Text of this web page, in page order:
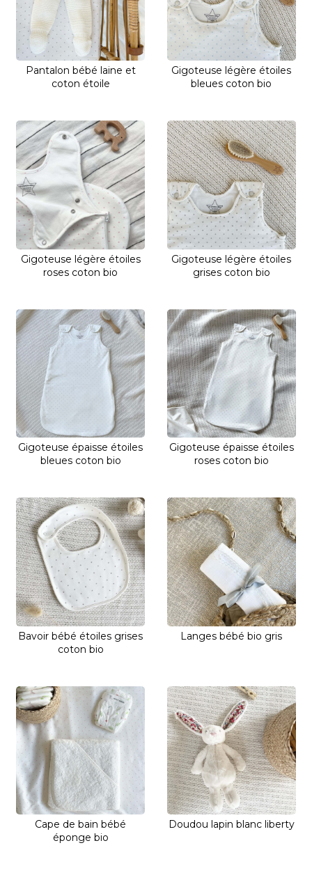
Pantalon bébé laine et
coton étoile
Gigoteuse légère étoiles
bleues coton bio
Gigoteuse légère étoiles
roses coton bio
Gigoteuse légère étoiles
grises coton bio
Gigoteuse épaisse étoiles
bleues coton bio
Gigoteuse épaisse étoiles
roses coton bio
Bavoir bébé étoiles grises
coton bio
Langes bébé bio gris
Cape de bain bébé
éponge bio
Doudou lapin blanc liberty